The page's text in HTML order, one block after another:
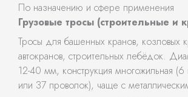
По назначению и сфере применения
Грузовые тросы (строительные и
Тросы для башенных кранов, козловых
автокранов, строительных лебёдок.
12-40 мм, конструкция многожильная
или 37 проволок), чаще с